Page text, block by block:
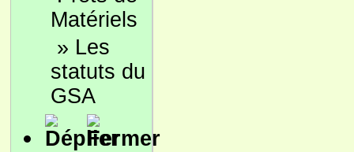
Matériels
» Les
statuts du
GSA